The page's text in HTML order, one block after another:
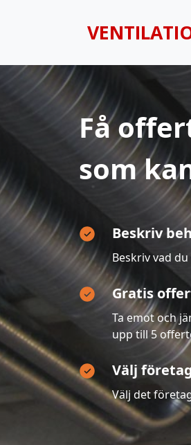
Få
som
Beskriv
Beskriv vad
Gratis
Ta emot och
upp till 5
Välj företag
Välj det